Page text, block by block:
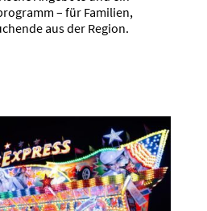
– für Familien,
aus der Region.